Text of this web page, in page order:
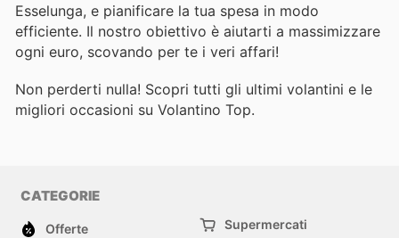
Esselunga, e pianificare la tua spesa in modo
efficiente. Il nostro obiettivo è aiutarti a massimizzare
ogni euro, scovando per te i veri affari!
Non perderti nulla! Scopri tutti gli ultimi volantini e le
migliori occasioni su Volantino Top.
CATEGORIE
Offerte Supermercati